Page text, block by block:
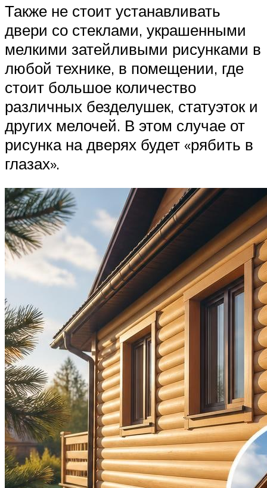
Также не стоит устанавливать
двери со стеклами, украшенными
мелкими затейливыми рисунками в
любой технике, в помещении, где
стоит большое количество
различных безделушек, статуэток и
других мелочей. В этом случае от
рисунка на дверях будет «рябить в
глазах».